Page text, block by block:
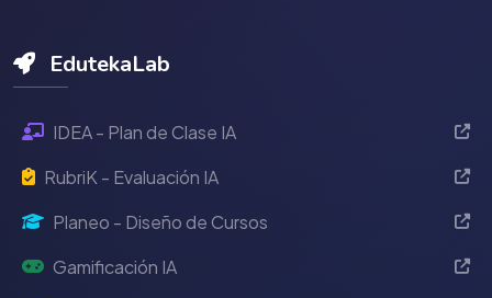
EdutekaLab
IDEA - Plan de Clase IA
RubriK - Evaluación IA
Planeo - Diseño de Cursos
Gamificación IA